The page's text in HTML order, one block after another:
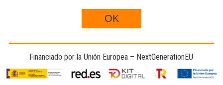
Financiado por la Unión Europea – NextGenerationEU